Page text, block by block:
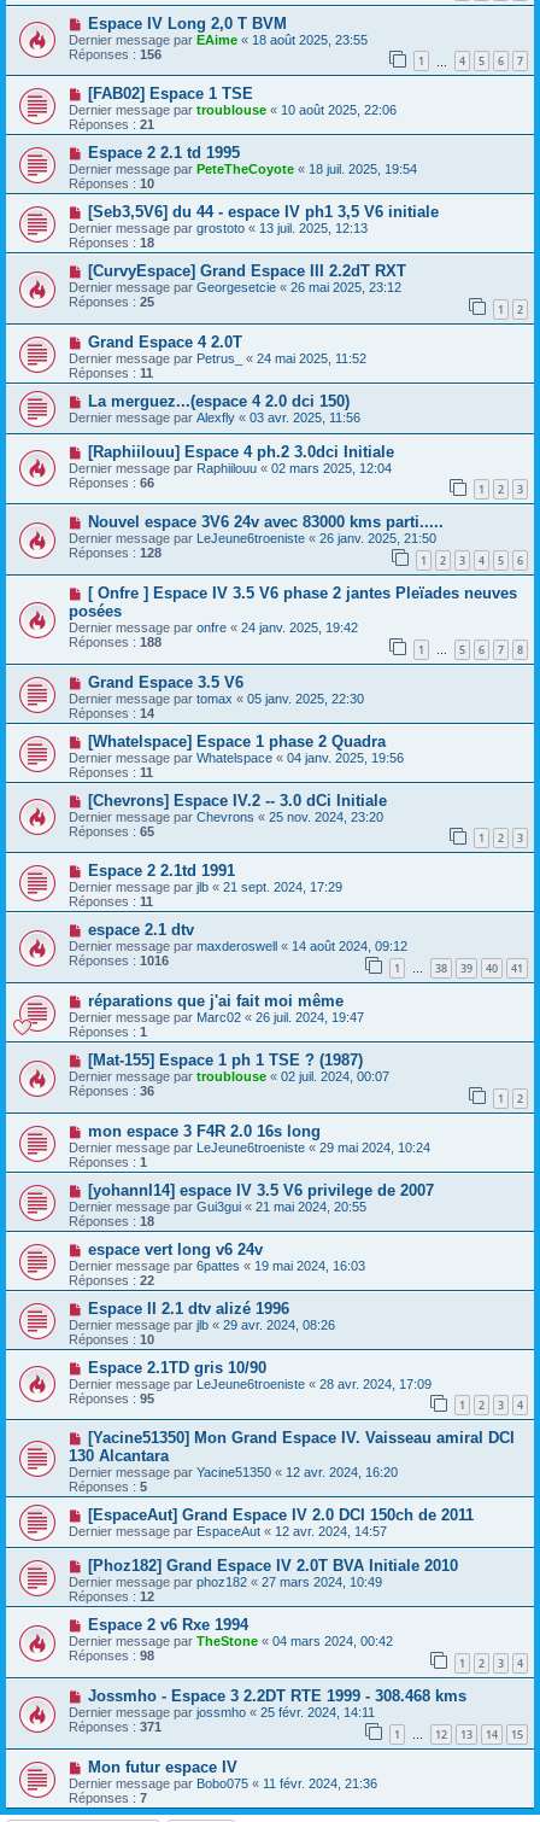
Espace IV Long 2,0 T BVM
Dernier message par EAime « 18 août 2025, 23:55
Réponses : 156 1 4 5 6 7
[FAB02] Espace 1 TSE
Dernier message par troublouse « 10 août 2025, 22:06
Réponses : 21
Espace 2 2.1 td 1995
Dernier message par PeteTheCoyote « 18 juil. 2025, 19:54
Réponses : 10
[Seb3,5V6] du 44 - espace IV ph1 3,5 V6 initiale
Dernier message par grostoto « 13 juil. 2025, 12:13
Réponses : 18
[CurvyEspace] Grand Espace III 2.2dT RXT
Dernier message par Georgesetcie « 26 mai 2025, 23:12
Réponses : 25 1 2
Grand Espace 4 2.0T
Dernier message par Petrus_ « 24 mai 2025, 11:52
Réponses : 11
La merguez...(espace 4 2.0 dci 150)
Dernier message par Alexfly « 03 avr. 2025, 11:56
[Raphiilouu] Espace 4 ph.2 3.0dci Initiale
Dernier message par Raphiilouu « 02 mars 2025, 12:04
Réponses : 66 1 2 3
Nouvel espace 3V6 24v avec 83000 kms parti.....
Dernier message par LeJeune6troeniste « 26 janv. 2025, 21:50
Réponses : 128 1 2 3 4 5 6
[ Onfre ] Espace IV 3.5 V6 phase 2 jantes Pleïades neuves
posées
Dernier message par onfre « 24 janv. 2025, 19:42
Réponses : 188 1 … 5 6 7 8
Grand Espace 3.5 V6
Dernier message par tomax « 05 janv. 2025, 22:30
Réponses : 14
[Whatelspace] Espace 1 phase 2 Quadra
Dernier message par Whatelspace « 04 janv. 2025, 19:56
Réponses : 11
[Chevrons] Espace IV.2 -- 3.0 dCi Initiale
Dernier message par Chevrons « 25 nov. 2024, 23:20
Réponses : 65 1 2 3
Espace 2 2.1td 1991
Dernier message par jlb « 21 sept. 2024, 17:29
Réponses : 11
espace 2.1 dtv
Dernier message par maxderoswell « 14 août 2024, 09:12
Réponses : 1016 1 … 38 39 40 41
réparations que j'ai fait moi même
Dernier message par Marc02 « 26 juil. 2024, 19:47
Réponses : 1
[Mat-155] Espace 1 ph 1 TSE ? (1987)
Dernier message par troublouse « 02 juil. 2024, 00:07
Réponses : 36 1 2
mon espace 3 F4R 2.0 16s long
Dernier message par LeJeune6troeniste « 29 mai 2024, 10:24
Réponses : 1
[yohannl14] espace IV 3.5 V6 privilege de 2007
Dernier message par Gui3gui « 21 mai 2024, 20:55
Réponses : 18
espace vert long v6 24v
Dernier message par 6pattes « 19 mai 2024, 16:03
Réponses : 22
Espace II 2.1 dtv alizé 1996
Dernier message par jlb « 29 avr. 2024, 08:26
Réponses : 10
Espace 2.1TD gris 10/90
Dernier message par LeJeune6troeniste « 28 avr. 2024, 17:09
Réponses : 95 1 2 3 4
[Yacine51350] Mon Grand Espace IV. Vaisseau amiral DCI
130 Alcantara
Dernier message par Yacine51350 « 12 avr. 2024, 16:20
Réponses : 5
[EspaceAut] Grand Espace IV 2.0 DCI 150ch de 2011
Dernier message par EspaceAut « 12 avr. 2024, 14:57
[Phoz182] Grand Espace IV 2.0T BVA Initiale 2010
Dernier message par phoz182 « 27 mars 2024, 10:49
Réponses : 12
Espace 2 v6 Rxe 1994
Dernier message par TheStone « 04 mars 2024, 00:42
Réponses : 98 1 2 3 4
Jossmho - Espace 3 2.2DT RTE 1999 - 308.468 kms
Dernier message par jossmho « 25 févr. 2024, 14:11
Réponses : 371 1 … 12 13 14 15
Mon futur espace IV
Dernier message par Bobo075 « 11 févr. 2024, 21:36
Réponses : 7